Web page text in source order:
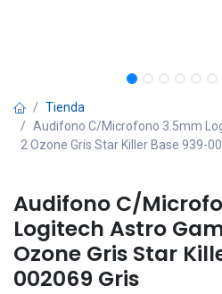
Tienda
Audifono C/Microfono 3.5mm
2 Ozone Gris Star Killer Base 939-
Audifono C/
Logitech Astro
Ozone Gris Star
002069 Gris